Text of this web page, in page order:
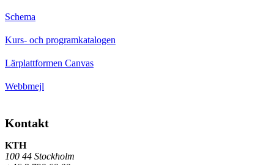
Schema
Kurs- och programkatalogen
Lärplattformen Canvas
Webbmejl
Kontakt
KTH
100 44 Stockholm